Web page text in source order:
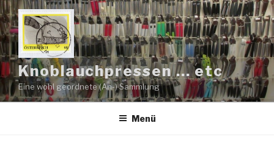
Zum
Inhalt
springen
Knoblauchpressen … etc
Eine wohl geordnete (An-) Sammlung
Menü